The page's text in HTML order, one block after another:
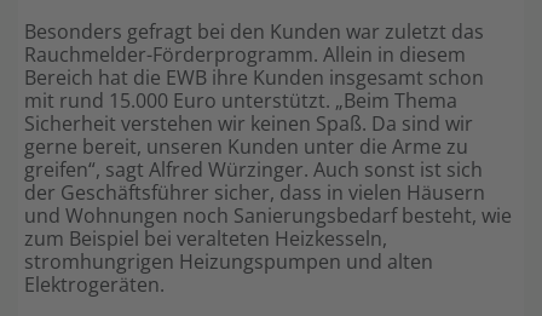
Besonders gefragt bei den Kunden war zuletzt das
Rauchmelder-Förderprogramm. Allein in diesem
Bereich hat die EWB ihre Kunden insgesamt schon
mit rund 15.000 Euro unterstützt. „Beim Thema
Sicherheit verstehen wir keinen Spaß. Da sind wir
gerne bereit, unseren Kunden unter die Arme zu
greifen“, sagt Alfred Würzinger. Auch sonst ist sich
der Geschäftsführer sicher, dass in vielen Häusern
und Wohnungen noch Sanierungsbedarf besteht, wie
zum Beispiel bei veralteten Heizkesseln,
stromhungrigen Heizungspumpen und alten
Elektrogeräten.